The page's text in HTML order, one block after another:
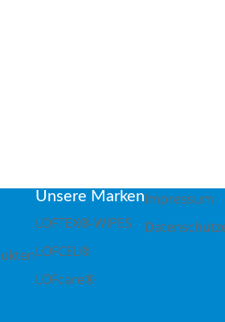
Unsere Marken
LOFTEX®-WIPES
LOFCEL®
LOFcare®
Impressum